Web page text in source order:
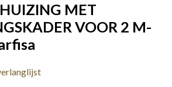
MET
VOOR 2 M-